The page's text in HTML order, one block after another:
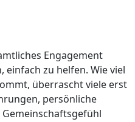
Engagement
zu helfen. Wie viel
überrascht viele erst
persönliche